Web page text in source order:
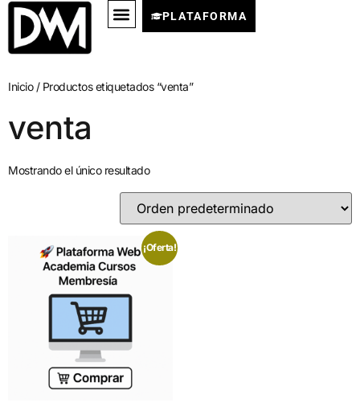
PLATAFORMA
Inicio/ Productos etiquetados “venta”
venta
Mostrando el único resultado
¡Oferta!